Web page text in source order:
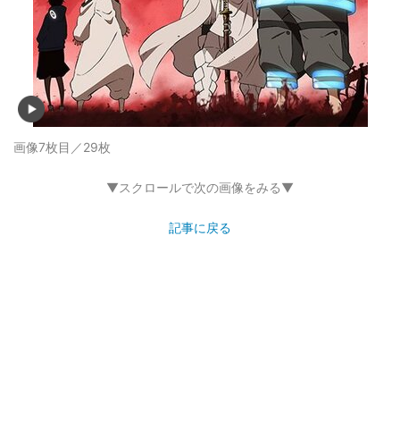
画像7枚目／29枚
▼スクロールで次の画像をみる▼
記事に戻る